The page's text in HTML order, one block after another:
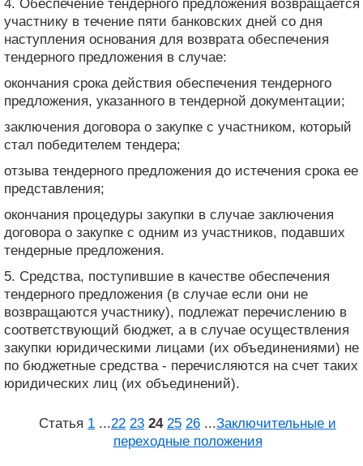
4. Обеспечение тендерного предложения возвращается
участнику в течение пяти банковских дней со дня
наступления основания для возврата обеспечения
тендерного предложения в случае:
окончания срока действия обеспечения тендерного
предложения, указанного в тендерной документации;
заключения договора о закупке с участником, который
стал победителем тендера;
отзыва тендерного предложения до истечения срока ее
представления;
окончания процедуры закупки в случае заключения
договора о закупке с одним из участников, подавших
тендерные предложения.
5. Средства, поступившие в качестве обеспечения
тендерного предложения (в случае если они не
возвращаются участнику), подлежат перечислению в
соответствующий бюджет, а в случае осуществления
закупки юридическими лицами (их объединениями) не
по бюджетные средства - перечисляются на счет таких
юридических лиц (их объединений).
Статья 1 ...22 23 24 25 26 ...Заключительные и
переходные положения